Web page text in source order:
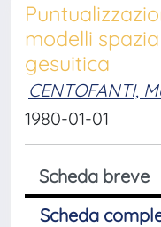
modelli
gesuitica
CENTOFANTI,
1980-01-01
Scheda breve
Scheda